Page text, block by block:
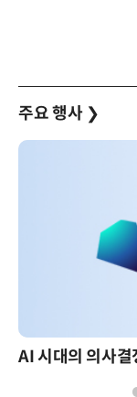
주요 행사 ❯